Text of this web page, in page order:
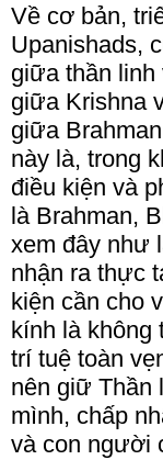
Về cơ bản,
Upanishads,
giữa thần
giữa Krishna
giữa
này là, trong
điều kiện và
là Brahman,
xem đây như
nhận ra thực
kiện cần cho
kính là không
trí tuệ toàn
nên giữ Thần
mình, chấp
và con người